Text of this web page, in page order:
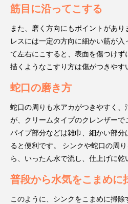
筋目に沿ってこする
また、磨く方向にもポイントがあ
レスには一定の方向に細かい筋が
て左右にこすると、表面を傷つけ
描くようなこすり方は傷がつきやす
蛇口の磨き方
蛇口の周りも水アカがつきやすく
が、クリームタイプのクレンザーで
パイプ部分などは雑巾、細かい部
ると便利です。 シンクや蛇口の周
ら、いったん水で流し、仕上げに乾
普段から水気をこまめに
このように、シンクをこまめに掃